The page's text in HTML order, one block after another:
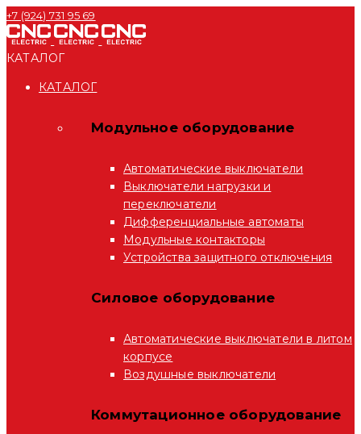
+7 (924) 731 95 69
КАТАЛОГ
КАТАЛОГ
Модульное оборудование
Автоматические выключатели
Выключатели нагрузки и
переключатели
Дифференциальные автоматы
Модульные контакторы
Устройства защитного отключения
Силовое оборудование
Автоматические выключатели в литом
корпусе
Воздушные выключатели
Коммутационное оборудование